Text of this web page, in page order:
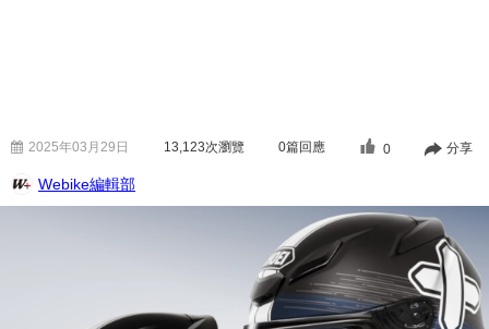
2025年03月29日 13,123次瀏覽 0篇回應 0 分享
Webike編輯部